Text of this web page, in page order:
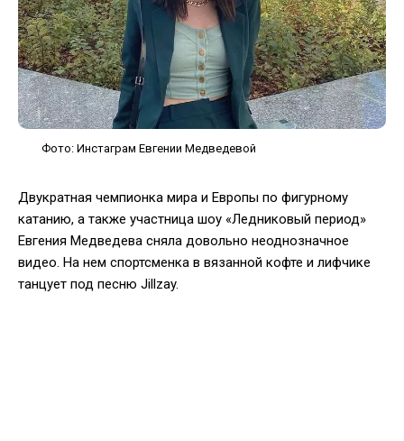
Фото: Инстаграм Евгении Медведевой
Двукратная чемпионка мира и Европы по фигурному
катанию, а также участница шоу «Ледниковый период»
Евгения Медведева сняла довольно неоднозначное
видео. На нем спортсменка в вязанной кофте и лифчике
танцует под песню Jillzay.